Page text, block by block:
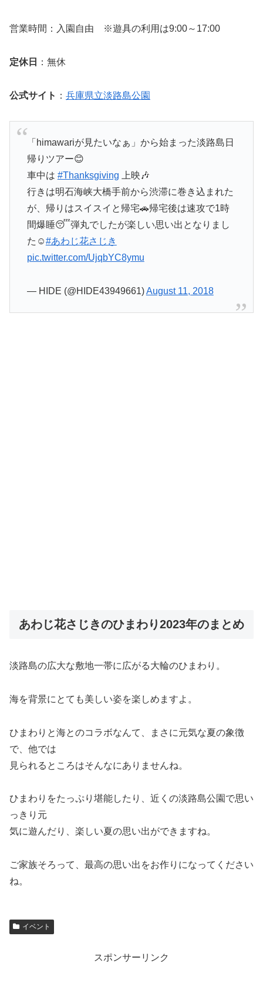
営業時間：入園自由 ※遊具の利用は9:00～17:00
定休日 ：無休
公式サイト ： 兵庫県立淡路島公園
「himawariが見たいなぁ」から始まった淡路島日
帰りツアー😊
車中は #Thanksgiving 上映🎶
行きは明石海峡大橋手前から渋滞に巻き込まれた
が、帰りはスイスイと帰宅🚗帰宅後は速攻で1時
間爆睡😴弾丸でしたが楽しい思い出となりまし
た☺️#あわじ花さじき
pic.twitter.com/UjqbYC8ymu
— HIDE (@HIDE43949661)August 11, 2018
あわじ花さじきのひまわり2023年のまとめ
淡路島の広大な敷地一帯に広がる大輪のひまわり。
海を背景にとても美しい姿を楽しめますよ。
ひまわりと海とのコラボなんて、まさに元気な夏の象徴
で、他では
見られるところはそんなにありませんね。
ひまわりをたっぷり堪能したり、近くの淡路島公園で思い
っきり元
気に遊んだり、楽しい夏の思い出ができますね。
ご家族そろって、最高の思い出をお作りになってください
ね。
イベント
スポンサーリンク